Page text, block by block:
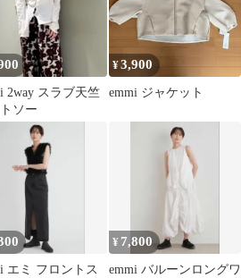
2way スラブ天竺
ソー
¥3,900
emmi ジャケット
エミ フロントス
¥ 7,800
emmi バルーンロングワ